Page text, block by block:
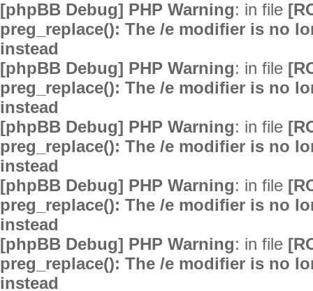
[phpBB Debug] PHP Warning: in file
preg_replace(): The /e modifier is no
instead
[phpBB Debug] PHP Warning: in file
preg_replace(): The /e modifier is no
instead
[phpBB Debug] PHP Warning: in file
preg_replace(): The /e modifier is no
instead
[phpBB Debug] PHP Warning: in file
preg_replace(): The /e modifier is no
instead
[phpBB Debug] PHP Warning: in file
preg_replace(): The /e modifier is no
instead